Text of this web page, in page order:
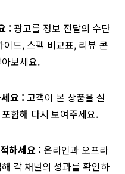
: 광고를 정보 전달의 수단
드, 스펙 비교표, 리뷰 콘
보세요.
요 : 고객이 본 상품을 실
함해 다시 보여주세요.
하세요 : 온라인과 오프라
각 채널의 성과를 확인하